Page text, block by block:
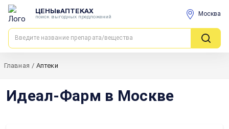
ЦЕНЫвАПТЕКАХ
поиск выгодных предложений Москва
Главная / Аптеки
Идеал-Фарм в Москве